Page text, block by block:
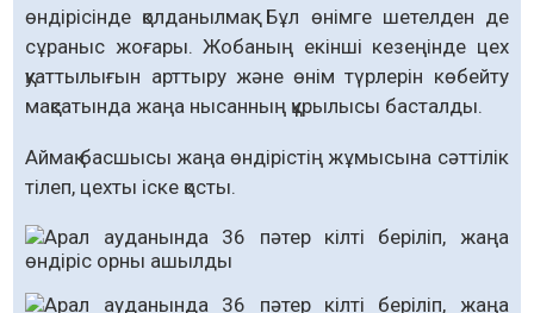
өндірісінде қолданылмақ. Бұл өнімге шетелден де
сұраныс жоғары. Жобаның екінші кезеңінде цех
қуаттылығын арттыру және өнім түрлерін көбейту
мақсатында жаңа нысанның құрылысы басталды.
Аймақ басшысы жаңа өндірістің жұмысына сәттілік
тілеп, цехты іске қосты.